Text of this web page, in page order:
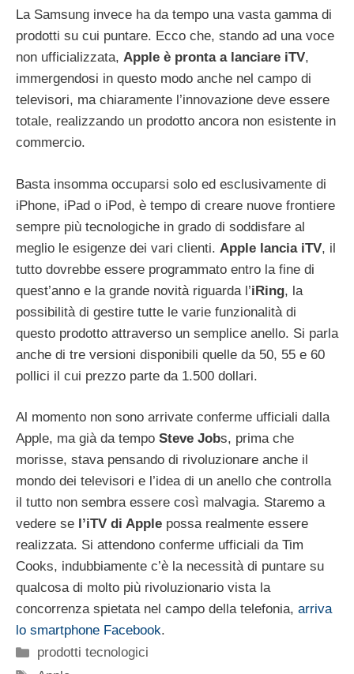
La Samsung invece ha da tempo una vasta gamma di
prodotti su cui puntare. Ecco che, stando ad una voce
non ufficializzata, Apple è pronta a lanciare iTV,
immergendosi in questo modo anche nel campo di
televisori, ma chiaramente l’innovazione deve essere
totale, realizzando un prodotto ancora non esistente in
commercio.
Basta insomma occuparsi solo ed esclusivamente di
iPhone, iPad o iPod, è tempo di creare nuove frontiere
sempre più tecnologiche in grado di soddisfare al
meglio le esigenze dei vari clienti. Apple lancia iTV, il
tutto dovrebbe essere programmato entro la fine di
quest’anno e la grande novità riguarda l’iRing, la
possibilità di gestire tutte le varie funzionalità di
questo prodotto attraverso un semplice anello. Si parla
anche di tre versioni disponibili quelle da 50, 55 e 60
pollici il cui prezzo parte da 1.500 dollari.
Al momento non sono arrivate conferme ufficiali dalla
Apple, ma già da tempo Steve Jobs, prima che
morisse, stava pensando di rivoluzionare anche il
mondo dei televisori e l’idea di un anello che controlla
il tutto non sembra essere così malvagia. Staremo a
vedere se l’iTV di Apple possa realmente essere
realizzata. Si attendono conferme ufficiali da Tim
Cooks, indubbiamente c’è la necessità di puntare su
qualcosa di molto più rivoluzionario vista la
concorrenza spietata nel campo della telefonia, arriva
lo smartphone Facebook.
Categorie
prodotti tecnologici